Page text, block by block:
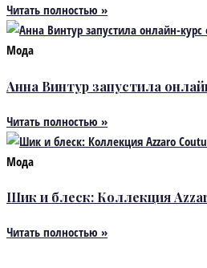
Читать полностью »
Мода
Анна Винтур запустила
Читать полностью »
Мода
Шик и блеск: Коллекция
Читать полностью »